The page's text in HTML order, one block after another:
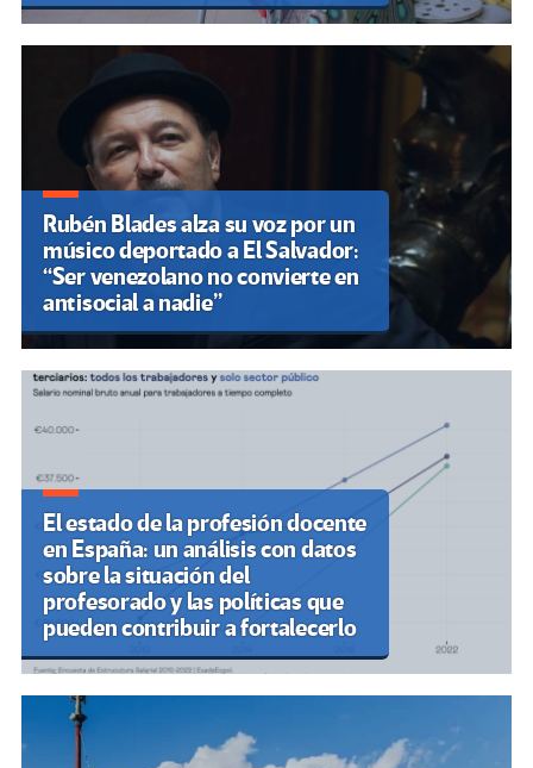
Rubén Blades alza su voz por un
músico deportado a El Salvador:
“Ser venezolano no convierte en
antisocial a nadie”
El estado de la profesión docente
en España: un análisis con datos
sobre la situación del
profesorado y las políticas que
pueden contribuir a fortalecerlo